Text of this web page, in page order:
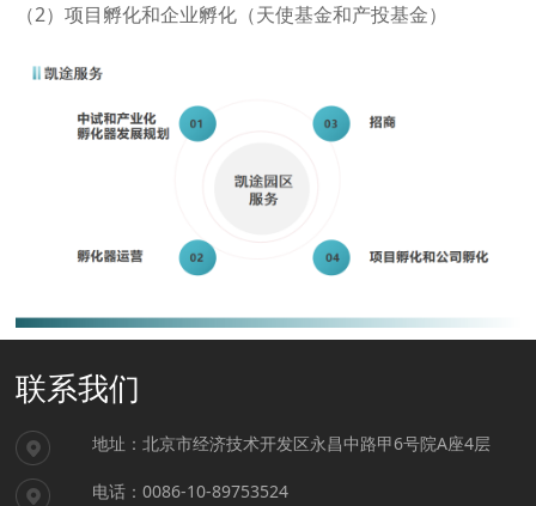
（2）项目孵化和企业孵化（天使基金和产投基金）
联系我们
地址：北京市经济技术开发区永昌中路甲6号院A座4层
电话：0086-10-89753524